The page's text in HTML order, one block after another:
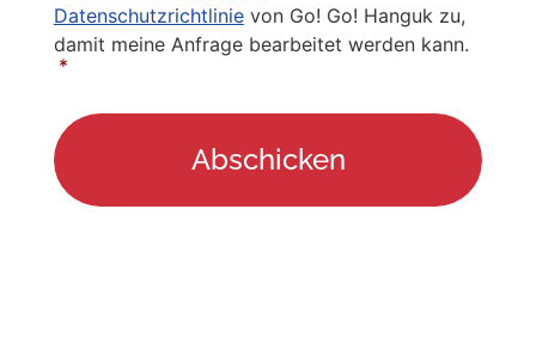
Datenschutzrichtlinievon Go! Go! Hanguk zu,
damit meine Anfrage bearbeitet werden kann.
*